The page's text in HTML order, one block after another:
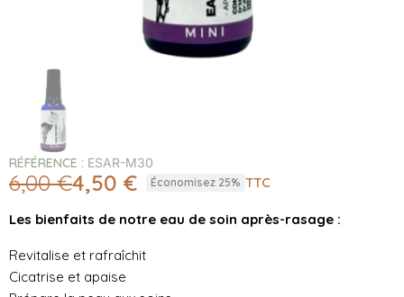
RÉFÉRENCE ESAR-M30
6,00 €4,50 € Économisez 25% TTC
Les bienfaits de notre eau de soin après-rasage :
Revitalise et rafraîchit
Cicatrise et apaise